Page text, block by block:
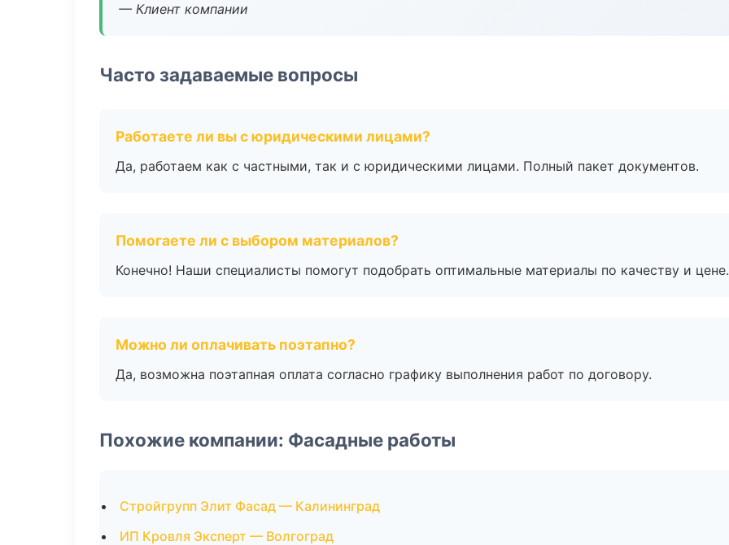
— Клиент компании
Часто задаваемые вопросы
Работаете ли вы с юридическими лицами?
Да, работаем как с частными, так и с юридическими лицами. Полный пакет документов.
Помогаете ли с выбором материалов?
Конечно! Наши специалисты помогут подобрать оптимальные материалы по качеству и цене.
Можно ли оплачивать поэтапно?
Да, возможна поэтапная оплата согласно графику выполнения работ по договору.
Похожие компании: Фасадные работы
Стройгрупп Элит Фасад — Калининград
ИП Кровля Эксперт — Волгоград